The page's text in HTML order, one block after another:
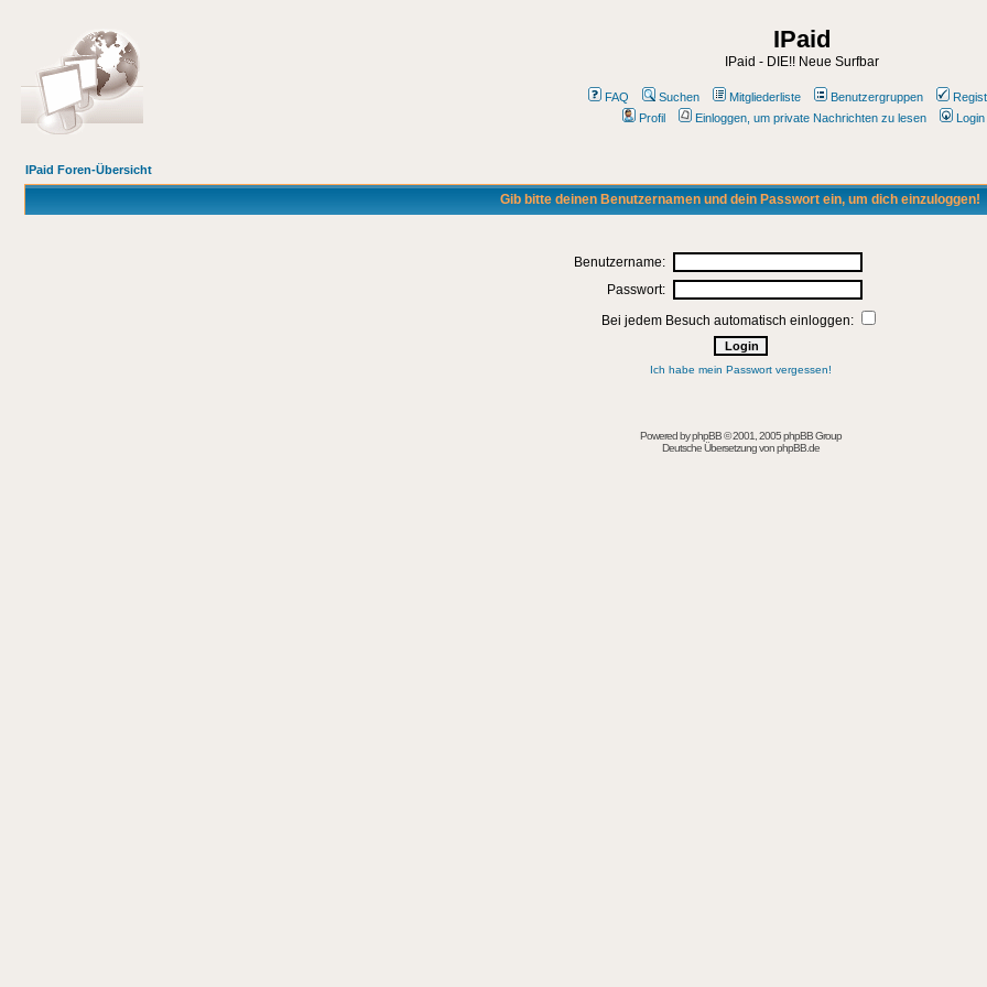
IPaid
IPaid - DIE!! Neue Surfbar
FAQ Suchen Mitgliederliste Benutzergruppen
Profil
Einloggen, um private Nachrichten zu lesen Login
IPaid Foren-Übersicht
Gib bitte deinen Benutzernamen und dein Passwort ein, um dich einzuloggen!
Benutzername:
Passwort:
Bei jedem Besuch automatisch einloggen:
Ich habe mein Passwort vergessen!
Powered byphpBB© 2001, 2005 phpBB Group
Deutsche Übersetzung vonphpBB.de